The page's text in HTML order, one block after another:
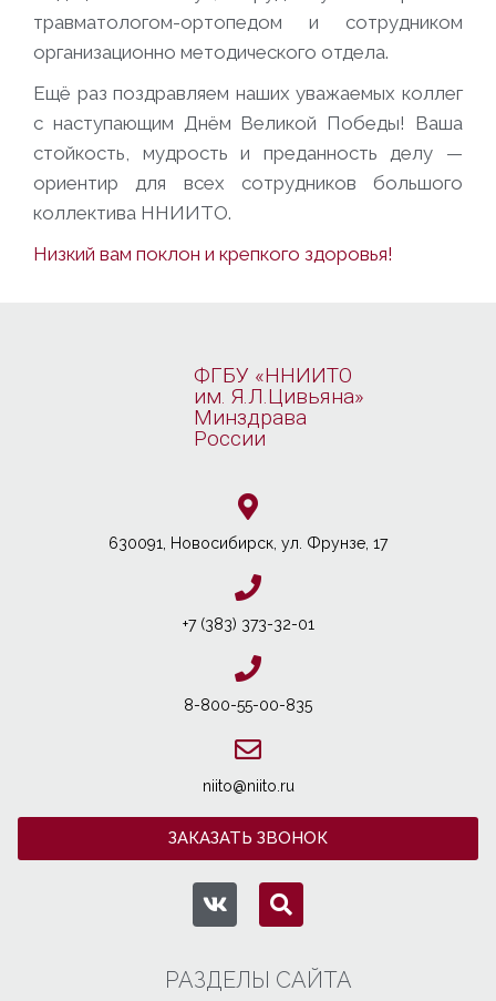
травматологом-ортопедом и сотрудником
организационно методического отдела.
Ещё раз поздравляем наших уважаемых коллег
с наступающим Днём Великой Победы! Ваша
стойкость, мудрость и преданность делу —
ориентир для всех сотрудников большого
коллектива ННИИТО.
Низкий вам поклон и крепкого здоровья!
ФГБУ «ННИИТО
им. Я.Л.Цивьяна»
Минздрава
России
630091, Новосибирcк, ул. Фрунзе, 17
+7 (383) 373-32-01
8-800-55-00-835
niito@niito.ru
ЗАКАЗАТЬ ЗВОНОК
РАЗДЕЛЫ САЙТА